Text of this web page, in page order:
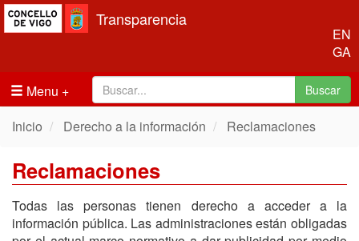
EN
GA
Transparencia
Menu Buscar
Inicio Derecho a la información Reclamaciones
Reclamaciones
Todas las personas tienen derecho a acceder a la
información pública. Las administraciones están obligadas